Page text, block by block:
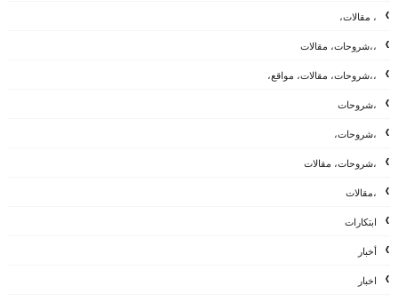
، مقالات،
،،شروحات، مقالات
،،شروحات، مقالات، مواقع،
،شروحات
،شروحات،
،شروحات، مقالات
،مقالات
ابتكارات
أخبار
اخبار